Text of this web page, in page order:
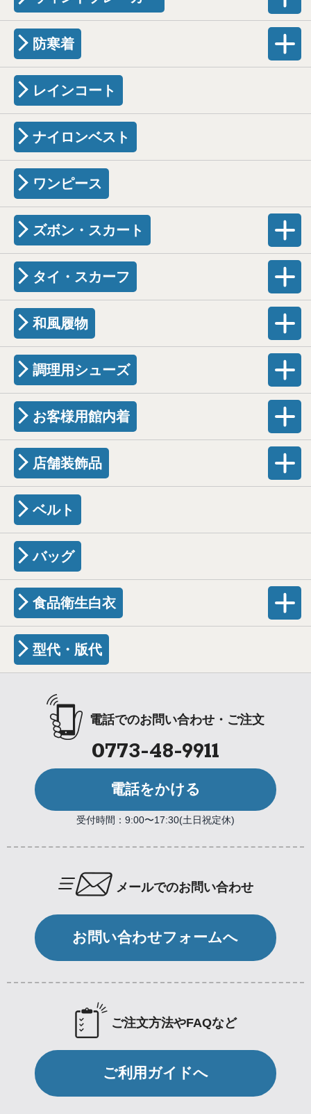
防寒着
レインコート
ナイロンベスト
ワンピース
ズボン・スカート
タイ・スカーフ
和風履物
調理用シューズ
お客様用館内着
店舗装飾品
ベルト
バッグ
食品衛生白衣
型代・版代
電話でのお問い合わせ・ご注文
0773-48-9911
電話をかける
受付時間：9:00〜17:30(土日祝定休)
メールでのお問い合わせ
お問い合わせフォームへ
ご注文方法やFAQなど
ご利用ガイドへ